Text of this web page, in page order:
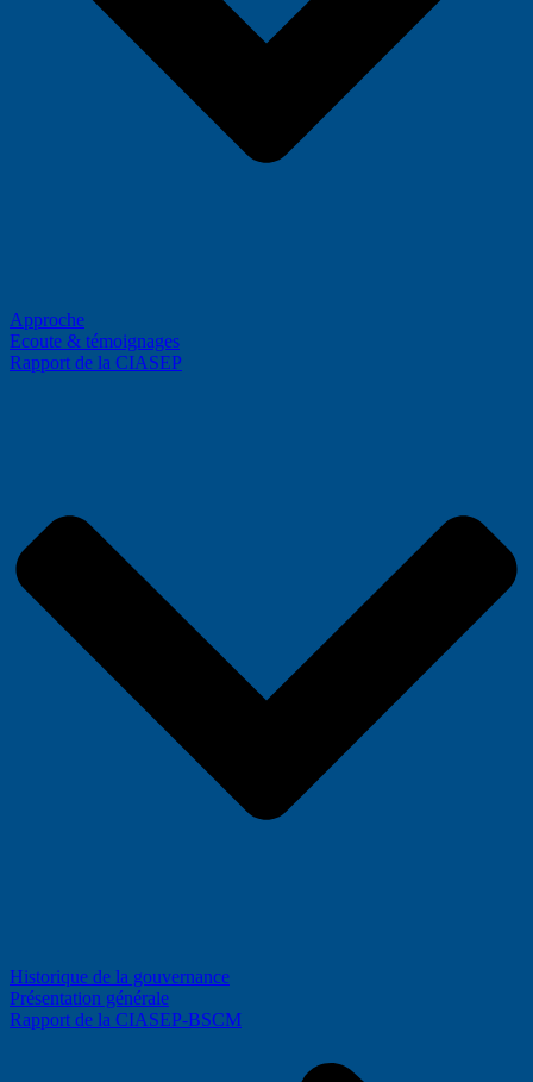
Approche
Ecoute & témoignages
Rapport de la CIASEP
Historique de la gouvernance
Présentation générale
Rapport de la CIASEP-BSCM